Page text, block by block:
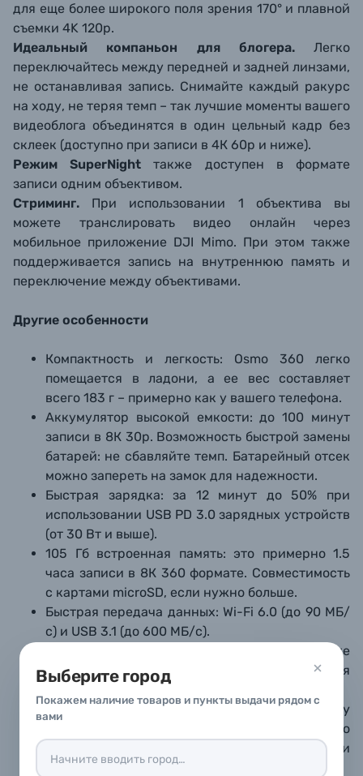
Выберите город
Покажем наличие товаров и пункты выдачи рядом с
вами
для еще более широкого поля зрения 170° и плавной
съемки 4K 120р.
Идеальный компаньон для блогера.Легко
переключайтесь между передней и задней линзами,
не останавливая запись. Снимайте каждый ракурс
на ходу, не теряя темп – так лучшие моменты вашего
видеоблога объединятся в один цельный кадр без
склеек (доступно при записи в 4К 60р и ниже).
Режим SuperNight также доступен в формате
записи одним объективом.
Стриминг. При использовании 1 объектива вы
можете транслировать видео онлайн через
мобильное приложение DJI Mimo. При этом также
поддерживается запись на внутреннюю память и
переключение между объективами.
Другие особенности
Компактность и легкость: Osmo 360 легко
помещается в ладони, а ее вес составляет
всего 183 г – примерно как у вашего телефона.
Аккумулятор высокой емкости: до 100 минут
записи в 8К 30р. Возможность быстрой замены
батарей: не сбавляйте темп. Батарейный отсек
можно запереть на замок для надежности.
Быстрая зарядка: за 12 минут до 50% при
использовании USB PD 3.0 зарядных устройств
(от 30 Вт и выше).
105 Гб встроенная память: это примерно 1.5
часа записи в 8К 360 формате. Совместимость
с картами microSD, если нужно больше.
Быстрая передача данных: Wi-Fi 6.0 (до 90 МБ/
с) и USB 3.1 (до 600 МБ/с).
Стереозвук с эффектом погружения. Также
поддерживается режим моно и функция
подавления шума ветра.
Стабилизация 360° HorizonSteady и RockSteady
3.0: автоматическое выравнивание по
горизонту и устранение даже сильной тряски
камеры (как во время бега)